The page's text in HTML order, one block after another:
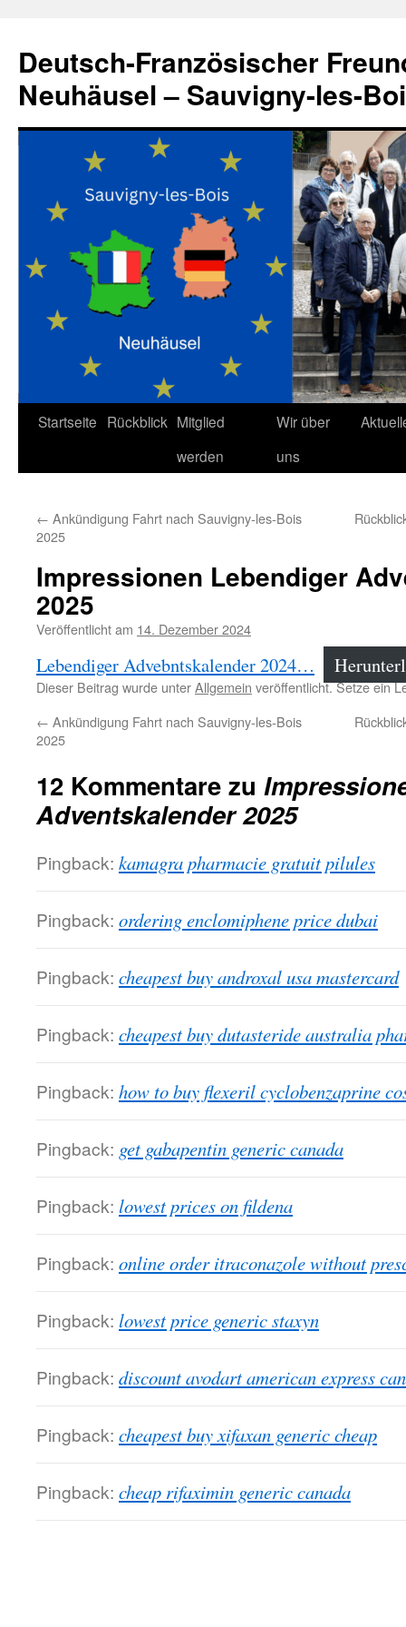
springen
Deutsch-Französischer
Neuhäusel – Sauvigny-les-
Startseite Rückblick Mitglied
werden
Wir über
uns
← Ankündigung Fahrt nach Sauvigny-les-Bois
2025
Impressionen Lebendiger
2025
Veröffentlicht am 14. Dezember 2024
Lebendiger Advebntskalender 2024…
Dieser Beitrag wurde unterAllgemein veröffentlicht. Setze ein
← Ankündigung Fahrt nach Sauvigny-les-Bois
2025
12 Kommentare zu
Adventskalender 2025
Pingback: kamagra pharmacie gratuit pilules
Pingback: ordering enclomiphene price dubai
Pingback: cheapest buy androxal usa mastercard
Pingback: cheapest buy dutasteride australia
Pingback: how to buy flexeril cyclobenzaprine
Pingback: get gabapentin generic canada
Pingback: lowest prices on fildena
Pingback: online order itraconazole without
Pingback: lowest price generic staxyn
Pingback: discount avodart american express
Pingback: cheapest buy xifaxan generic cheap
Pingback: cheap rifaximin generic canada